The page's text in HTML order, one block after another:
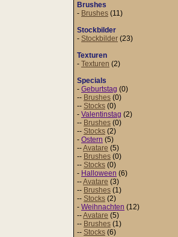
Brushes
- Brushes (11)
Stockbilder
- Stockbilder (23)
Texturen
- Texturen (2)
Specials
- Geburtstag (0)
-- Brushes (0)
-- Stocks (0)
- Valentinstag (2)
-- Brushes (0)
-- Stocks (2)
- Ostern (5)
--Avatare (5)
-- Brushes (0)
-- Stocks (0)
- Halloween (6)
--Avatare (3)
-- Brushes (1)
-- Stocks (2)
- Weihnachten (12)
--Avatare (5)
-- Brushes (1)
-- Stocks (6)